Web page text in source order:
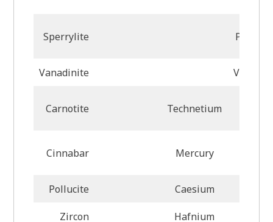
Sperrylite
Vanadinite
Carnotite Technetium
Cinnabar Mercury
Pollucite Caesium
Zircon Hafnium